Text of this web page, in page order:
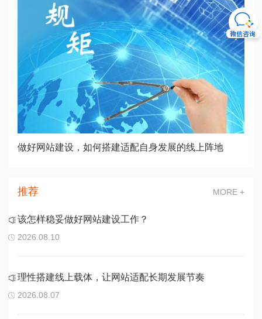
做好网站建设，如何搭建适配自身发展的线上阵地
推荐 MORE +
该怎样稳妥做好网站建设工作？
2026.08.10
理性搭建线上载体，让网站适配长期发展节奏
2026.08.07